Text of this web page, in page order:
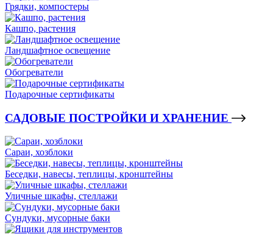
Грядки, компостеры
Кашпо, растения
Ландшафтное освещение
Обогреватели
Подарочные сертификаты
САДОВЫЕ ПОСТРОЙКИ И ХРАНЕНИЕ
Сараи, хозблоки
Беседки, навесы, теплицы, кронштейны
Уличные шкафы, стеллажи
Сундуки, мусорные баки